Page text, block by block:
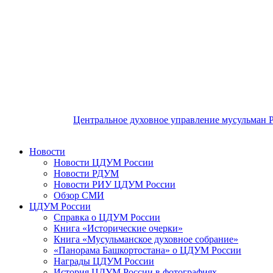
Центральное духовное управление мусульман
Новости
Новости ЦДУМ России
Новости РДУМ
Новости РИУ ЦДУМ России
Обзор СМИ
ЦДУМ России
Справка о ЦДУМ России
Книга «Исторические очерки»
Книга «Мусульманское духовное собрание»
«Панорама Башкортостана» о ЦДУМ России
Награды ЦДУМ России